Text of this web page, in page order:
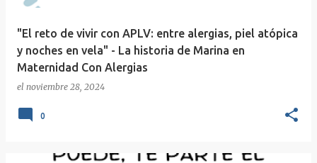
"El reto de vivir con APLV: entre alergias, piel atópica
y noches en vela" - La historia de Marina en
Maternidad Con Alergias
el noviembre 28, 2024
0